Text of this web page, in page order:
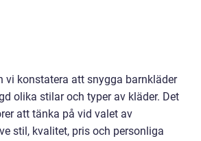
vi konstatera att snygga barnkläder
olika stilar och typer av kläder. Det
att tänka på vid valet av
stil, kvalitet, pris och personliga